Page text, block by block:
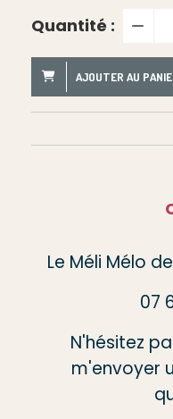
Quantité :
AJOUTER AU
Le Méli Mélo
07
N'hésitez
m'envoyer